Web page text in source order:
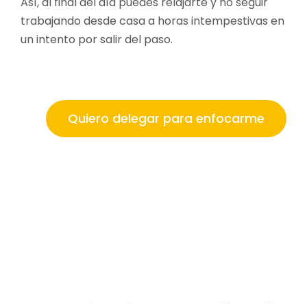
trabajando desde casa a horas intempestivas en
un intento por salir del paso.
Quiero delegar para enfocarme